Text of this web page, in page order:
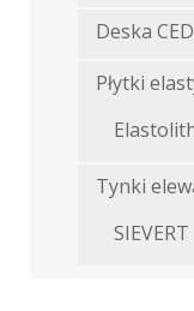
Deska
Płytki
Tynki
SIEVERT